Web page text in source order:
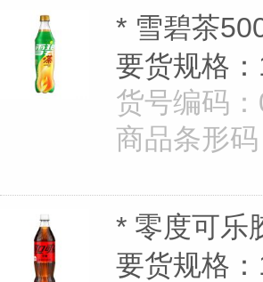
* 雪碧茶
要货规格
货号编码
商品条形
* 零度可乐
要货规格